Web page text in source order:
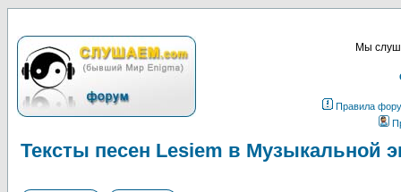
Мы
Правила
Тексты песен Lesiem в Музыкальной